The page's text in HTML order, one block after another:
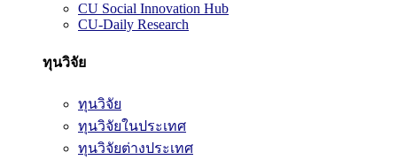
CU Social Innovation Hub
CU-Daily Research
ทุนวิจัย
ทุนวิจัย
ทุนวิจัยในประเทศ
ทุนวิจัยต่างประเทศ